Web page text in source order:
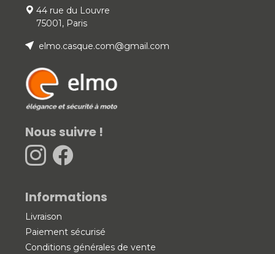
44 rue du Louvre
75001, Paris
elmo.casque.com@gmail.com
Nous suivre !
Informations
Livraison
Paiement sécurisé
Conditions générales de vente